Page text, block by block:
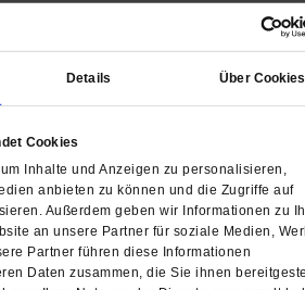
Details Über Cookies
Cookies
Inhalte und Anzeigen zu personalisieren,
anbieten zu können und die Zugriffe auf
Außerdem geben wir Informationen zu
an unsere Partner für soziale Medien,
Partner führen diese Informationen
Daten zusammen, die Sie ihnen